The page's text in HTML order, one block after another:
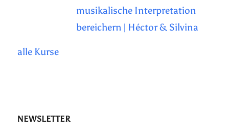
musikalische Interpretation
bereichern | Héctor & Silvina
alle Kurse
NEWSLETTER